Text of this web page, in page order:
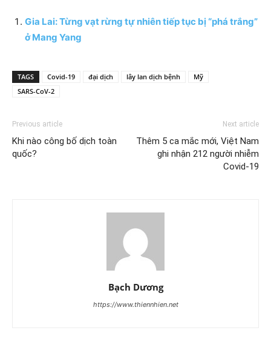
Gia Lai: Từng vạt rừng tự nhiên tiếp tục bị “phá trắng”
ở Mang Yang
TAGS Covid-19 đại dịch lây lan dịch bệnh
Mỹ
SARS-CoV-2
Previous article
Khi nào công bố dịch toàn
quốc?
Next article
Thêm 5 ca mắc mới, Việt Nam
ghi nhận 212 người nhiễm
Covid-19
Bạch Dương
https://www.thiennhien.net